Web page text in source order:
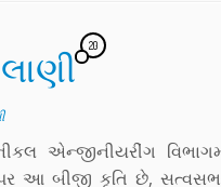
20
એન્જીનીયરીંગ
પર આ બીજી કૃતિ છે,